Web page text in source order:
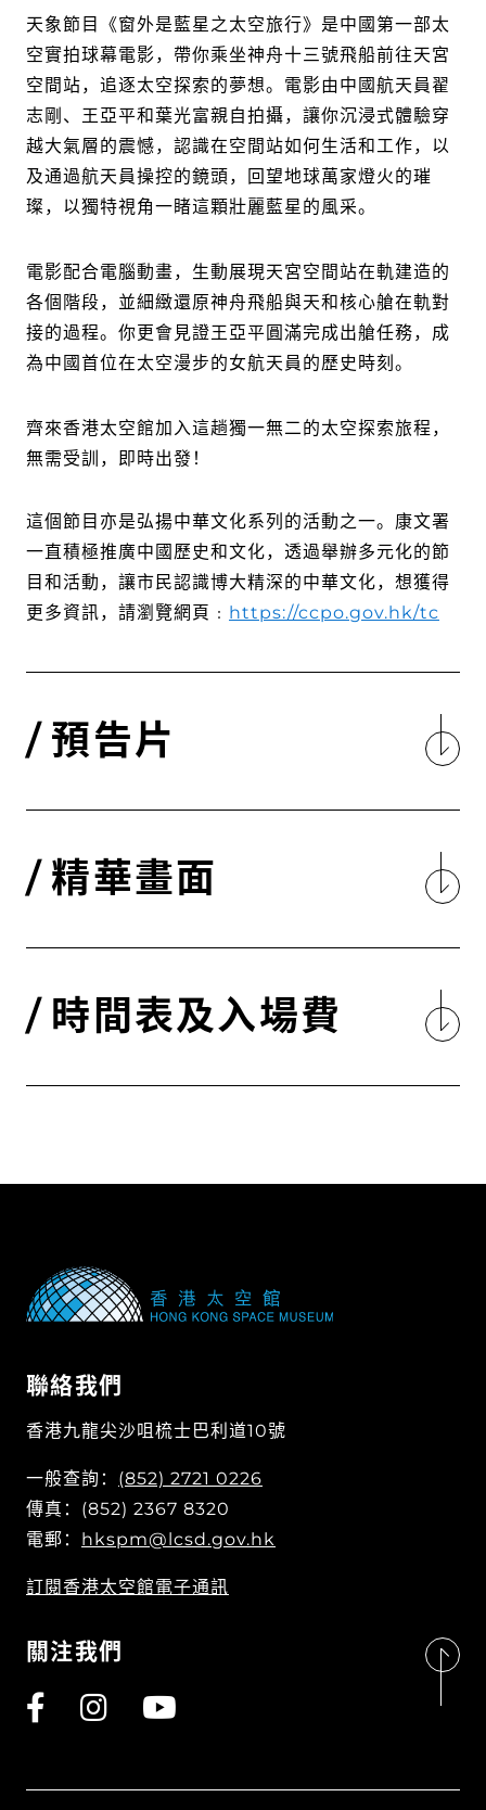
天象節目《窗外是藍星之太空旅行》是中國第一部太
空實拍球幕電影，帶你乘坐神舟十三號飛船前往天宮
空間站，追逐太空探索的夢想。電影由中國航天員翟
志剛、王亞平和葉光富親自拍攝，讓你沉浸式體驗穿
越大氣層的震憾，認識在空間站如何生活和工作，以
及通過航天員操控的鏡頭，回望地球萬家燈火的璀
璨，以獨特視角一睹這顆壯麗藍星的風采。
電影配合電腦動畫，生動展現天宮空間站在軌建造的
各個階段，並細緻還原神舟飛船與天和核心艙在軌對
接的過程。你更會見證王亞平圓滿完成出艙任務，成
為中國首位在太空漫步的女航天員的歷史時刻。
齊來香港太空館加入這趟獨一無二的太空探索旅程，
無需受訓，即時出發！
這個節目亦是弘揚中華文化系列的活動之一。康文署
一直積極推廣中國歷史和文化，透過舉辦多元化的節
目和活動，讓市民認識博大精深的中華文化，想獲得
更多資訊，請瀏覽網頁﹕ https://ccpo.gov.hk/tc
預告片
精華畫面
時間表及入場費
聯絡我們
香港九龍尖沙咀梳士巴利道10號
一般查詢： (852) 2721 0226
傳真：(852) 2367 8320
電郵： hkspm@lcsd.gov.hk
訂閱香港太空館電子通訊
關注我們